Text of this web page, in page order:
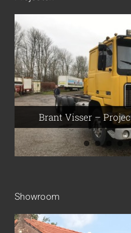
Brant Visser –
Flikkema –
Brant Visser –
Auke van der Kooi –
John Moesker –
Showroom